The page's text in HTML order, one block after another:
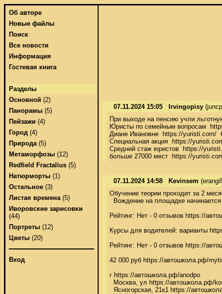
Об авторе
Новые файлы
Поиск
Все новости
Информация
Гостевая книга
Разделы
Основной (2)
Панорамы (5)
Пейзажи (4)
Город (4)
Природа(5)
Метаморфозы (12)
Redfield Fractalius (5)
Натюрморты (1)
Остальное (3)
Листая времена(5)
Иворовские зарисовки
(44)
Портреты (12)
Цветы (20)
Вход
07.11.2024 15:05 Irvingopisy
При выходе на пенсию учли
Юристы по семейным вопросам
Диане Ивановне  https://yuristi.com/
Специальная акция  https://
Средний стаж юристов  https://
больше 27000 мест  https://
07.11.2024 14:58 Kevinsem
Обучение теории проходит за 2
Вождение на площадке начинается
Рейтинг: Нет - 0 отзывов https://
Курсы для водителей: варианты
Рейтинг: Нет - 0 отзывов https://
42 000 руб https://автошкола.рф/
г https://автошкола.рф/anodpo
Москва, ул https://автошкола.рф/
Ясногорская, 21к1 https://